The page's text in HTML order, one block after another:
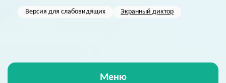
Версия для слабовидящих Экранный диктор
Меню